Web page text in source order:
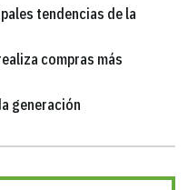
tendencias de la
compras más
generación